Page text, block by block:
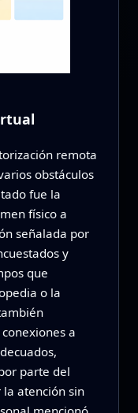
remota
obstáculos
fue la
físico a
señalada por
y
que
o la
a
parte del
atención sin